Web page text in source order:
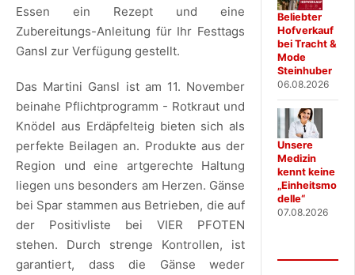
Essen ein Rezept und eine
Zubereitungs-Anleitung für Ihr Festtags
Gansl zur Verfügung gestellt.
Das Martini Gansl ist am 11. November
beinahe Pflichtprogramm - Rotkraut und
Knödel aus Erdäpfelteig bieten sich als
perfekte Beilagen an. Produkte aus der
Region und eine artgerechte Haltung
liegen uns besonders am Herzen. Gänse
bei Spar stammen aus Betrieben, die auf
der Positivliste bei VIER PFOTEN
stehen. Durch strenge Kontrollen, ist
garantiert, dass die Gänse weder
Beliebter
Hofverkauf
bei Tracht &
Mode
Steinhuber
06.08.2026
Unsere
Medizin
kennt keine
„Einheitsmo
delle“
07.08.2026